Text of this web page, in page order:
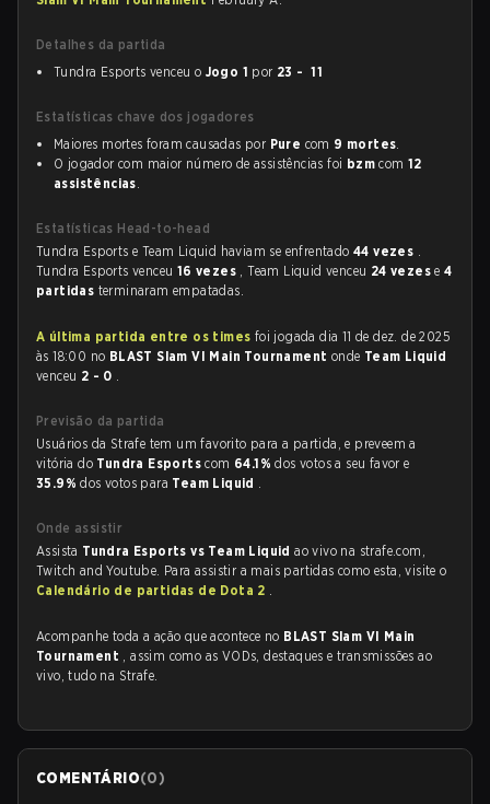
Detalhes da partida
Tundra Esports venceu o Jogo 1 por 23 - 11
Estatísticas chave dos jogadores
Maiores mortes foram causadas por Pure com 9 mortes.
O jogador com maior número de assistências foi bzm com12
assistências.
Estatísticas Head-to-head
Tundra Esports e Team Liquid haviam se enfrentado 44 vezes .
Tundra Esports venceu 16 vezes , Team Liquid venceu 24 vezese4
partidas terminaram empatadas.
A última partida entre os times foi jogada dia 11 de dez. de 2025
às 18:00 no BLAST Slam VI Main Tournament onde Team Liquid
venceu 2 - 0 .
Previsão da partida
Usuários da Strafe tem um favorito para a partida, e preveem a
vitória do Tundra Esportscom 64.1%dos votos a seu favor e
35.9%dos votos para Team Liquid .
Onde assistir
Assista Tundra Esports vs Team Liquidao vivo na strafe.com,
Twitch and Youtube. Para assistir a mais partidas como esta, visite o
Calendário de partidas de Dota 2 .
Acompanhe toda a ação que acontece no BLAST Slam VI Main
Tournament , assim como as VODs, destaques e transmissões ao
vivo, tudo na Strafe.
COMENTÁRIO(0)